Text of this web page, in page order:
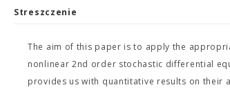
Streszczenie
The aim of this paper is to apply the
nonlinear 2nd order stochastic differential
provides us with quantitative results on their